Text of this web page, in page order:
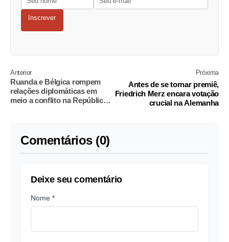
Inscrever
Anterior
Ruanda e Bélgica rompem
relações diplomáticas em
meio a conflito na República
Próxima
Antes de se tornar premiê,
Friedrich Merz encara votação
crucial na Alemanha
Comentários (0)
Deixe seu comentário
Nome *